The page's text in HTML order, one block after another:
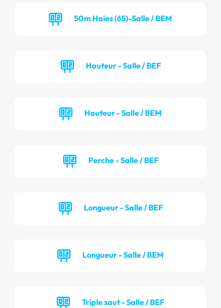
50m Haies (65)-Salle / BEM
Hauteur - Salle / BEF
Hauteur - Salle / BEM
Perche - Salle / BEF
Longueur - Salle / BEF
Longueur - Salle / BEM
Triple saut - Salle / BEF